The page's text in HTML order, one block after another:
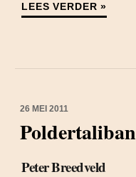
LEES VERDER »
26 MEI 2011
Poldertaliban
Peter Breedveld